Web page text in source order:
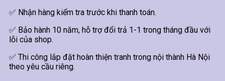
✅ Nhận hàng kiểm tra trước khi thanh toán.
✅ Bảo hành 10 năm, hỗ trợ đổi trả 1-1 trong tháng đầu với
lỗi của shop.
✅ Thi công lắp đặt hoàn thiện tranh trong nội thành Hà Nội
theo yêu cầu riêng.